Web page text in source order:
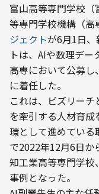
富山高等専門学校
等専門学校機構（高
ジェクトが6月1日
トは、AIや数理デ
高専において公募
に着任した。
これは、ビズリー
を牽引する人材育
環として進めてい
で2022年12月6日か
知工業高等専門学
事例となった。